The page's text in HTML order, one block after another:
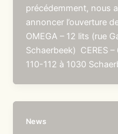
précédemment, nous
annoncer l’ouverture
OMEGA – 12 lits (rue
Schaerbeek) CERES –
110-112 à 1030
News